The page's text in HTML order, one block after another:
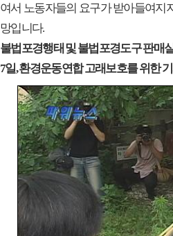
여서 노동자들의 요구가 받아들여지
망입니다.
불법포경행태 및 불법포경도구 판매
7일, 환경운동연합 고래보호를 위한